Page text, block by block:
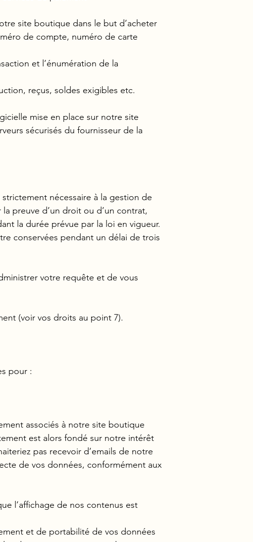
site boutique dans le but d’acheter
de compte, numéro de carte
et l’énumération de la
reçus, soldes exigibles etc.
mise en place sur notre site
sécurisés du fournisseur de la
nécessaire à la gestion de
preuve d’un droit ou d’un contrat,
la durée prévue par la loi en vigueur.
conservées pendant un délai de trois
votre requête et de vous
(voir vos droits au point 7).
pour :
associés à notre site boutique
est alors fondé sur notre intérêt
pas recevoir d’emails de notre
de vos données, conformément aux
l’affichage de nos contenus est
et de portabilité de vos données